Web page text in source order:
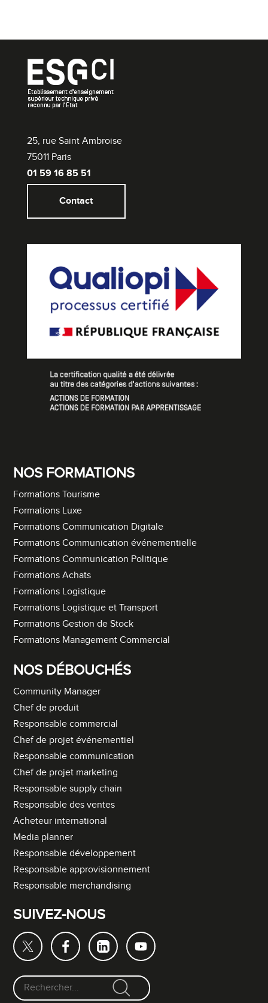
25, rue Saint Ambroise
75011 Paris
01 59 16 85 51
Contact
NOS FORMATIONS
Formations Tourisme
Formations Luxe
Formations Communication Digitale
Formations Communication événementielle
Formations Communication Politique
Formations Achats
Formations Logistique
Formations Logistique et Transport
Formations Gestion de Stock
Formations Management Commercial
NOS DÉBOUCHÉS
Community Manager
Chef de produit
Responsable commercial
Chef de projet événementiel
Responsable communication
Chef de projet marketing
Responsable supply chain
Responsable des ventes
Acheteur international
Media planner
Responsable développement
Responsable approvisionnement
Responsable merchandising
SUIVEZ-NOUS
F